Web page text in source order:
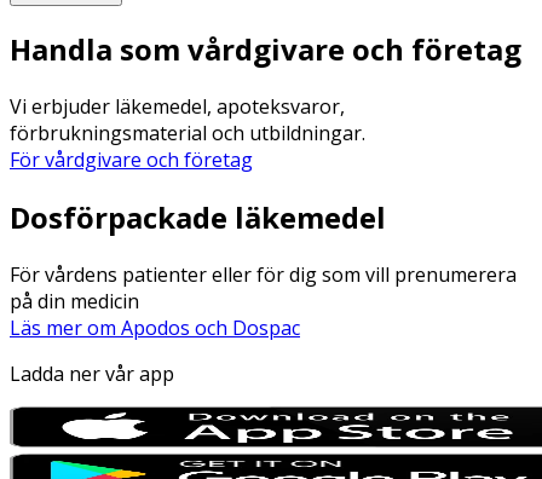
Handla som vårdgivare och företag
Vi erbjuder läkemedel, apoteksvaror,
förbrukningsmaterial och utbildningar.
För vårdgivare och företag
Dosförpackade läkemedel
För vårdens patienter eller för dig som vill prenumerera
på din medicin
Läs mer om Apodos och Dospac
Ladda ner vår app